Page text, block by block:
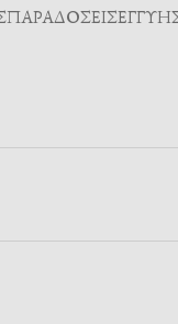
ΠΑΡΑΔΌΣΕΙΣ